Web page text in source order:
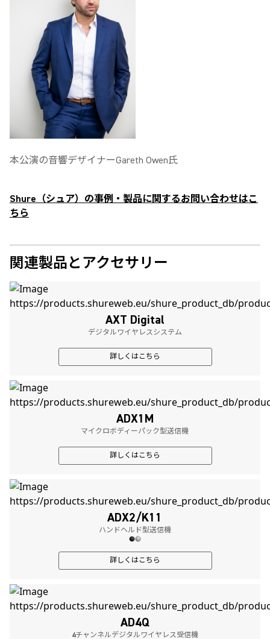
本公演の音響デザイナーGareth Owen氏
Shure（シュア）の事例・製品に関するお問い合わせはこ
ちら
関連製品とアクセサリー
AXT Digital
デジタルワイヤレスシステム
詳しくはこちら
ADX1M
マイクロボディーパック型送信機
詳しくはこちら
ADX2/K11
ハンドヘルド型送信機
詳しくはこちら
AD4Q
4チャンネルデジタルワイヤレス受信機